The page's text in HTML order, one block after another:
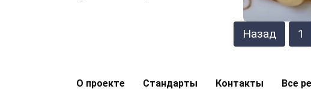
Назад 1
О проекте Стандарты Контакты Все